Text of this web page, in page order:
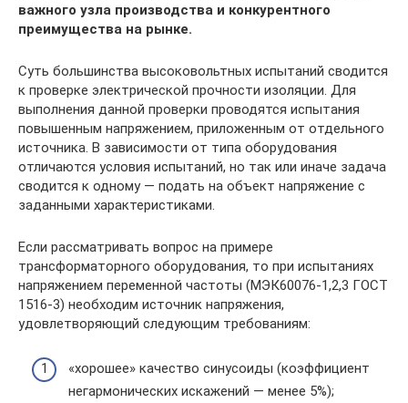
важного узла производства и конкурентного
преимущества на рынке.
Суть большинства высоковольтных испытаний сводится
к проверке электрической прочности изоляции. Для
выполнения данной проверки проводятся испытания
повышенным напряжением, приложенным от отдельного
источника. В зависимости от типа оборудования
отличаются условия испытаний, но так или иначе задача
сводится к одному — подать на объект напряжение с
заданными характеристиками.
Если рассматривать вопрос на примере
трансформаторного оборудования, то при испытаниях
напряжением переменной частоты (МЭК60076-1,2,3 ГОСТ
1516-3) необходим источник напряжения,
удовлетворяющий следующим требованиям:
«хорошее» качество синусоиды (коэффициент
негармонических искажений — менее 5%);